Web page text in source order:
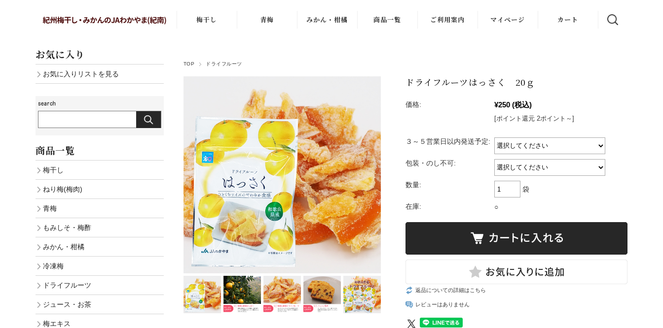
梅干し
はちみつ梅
こりゃ梅え
白干し梅
あまみのこつぶ
しそ漬小梅
白干し小梅
ギフト
訳あり梅干し
お買得梅干し
青梅
小梅
パープルクィー
ン
パープルキング
もみしそ・梅酢
冷凍梅
みかん・柑橘
木熟みかん
じゃばら
木熟みかん
「天」
木熟みかん「極
天」
レモン
越冬木熟みかん
はるみ
葉付きポンカン
商品一覧
ドライフルーツ
ジュース・お茶
梅エキス
梅のお菓子
梅ゼリー
梅の実
もみしそ・梅酢
ねり梅(梅肉)
とうもろこし
ご利用案内 マイページ カート
TOP ドライフルーツ
ドライフルーツはっさく 20ｇ
価格: ¥250 (税込)
[ポイント還元 2ポイント～]
３～５営業日以内発送予定:
包装・のし不可:
数量:
袋
在庫: ○
返品についての詳細はこちら
レビューはありません
お気に入り
お気に入りリストを見る
商品一覧
梅干し
ねり梅(梅肉)
青梅
もみしそ・梅酢
みかん・柑橘
冷凍梅
ドライフルーツ
ジュース・お茶
梅エキス